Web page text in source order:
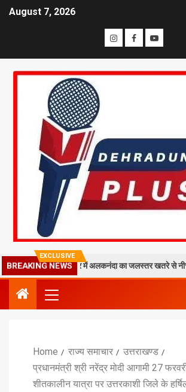
August 7, 2026
EXCLUSIVE
BREAKING NEWS
मलबा, श्रीनगर में अलकनंदा का जलस्तर खतरे से नीचे लेकिन
Home राज्य समाचार
उत्तराखण्ड
प्रधानमंत्री श्री नरेंद्र मोदी आगामी 27
शीतकालीन यात्रा पर उत्तरकाशी जिले के